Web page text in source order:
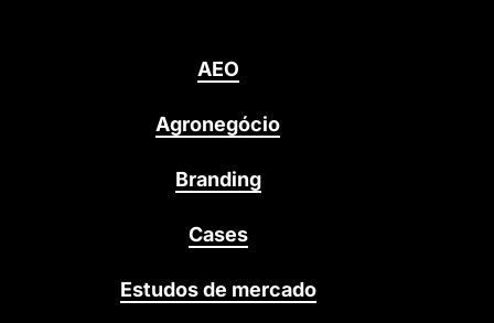
AEO
Agronegócio
Branding
Cases
Estudos de mercado